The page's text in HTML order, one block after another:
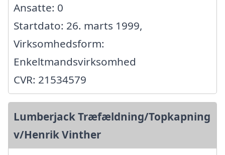
Ansatte: 0
Startdato: 26. marts 1999,
Virksomhedsform:
Enkeltmandsvirksomhed
CVR: 21534579
Lumberjack Træfældning/Topkapning
v/Henrik Vinther